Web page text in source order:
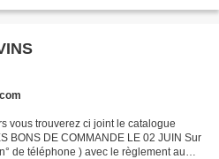
vous trouverez ci joint le catalogue
BONS DE COMMANDE LE 02 JUIN Sur
de téléphone ) avec le règlement au